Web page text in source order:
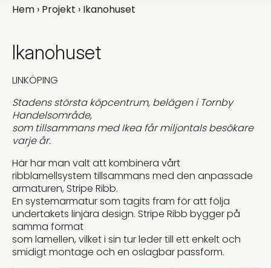
Hem › Projekt › Ikanohuset
Ikanohuset
LINKÖPING
Stadens största köpcentrum, belägen i Tornby
Handelsområde,
som tillsammans med Ikea får miljontals besökare
varje år.
Här har man valt att kombinera vårt
ribblamellsystem tillsammans med den anpassade
armaturen, Stripe Ribb.
En systemarmatur som tagits fram för att följa
undertakets linjära design. Stripe Ribb bygger på
samma format
som lamellen, vilket i sin tur leder till ett enkelt och
smidigt montage och en oslagbar passform.